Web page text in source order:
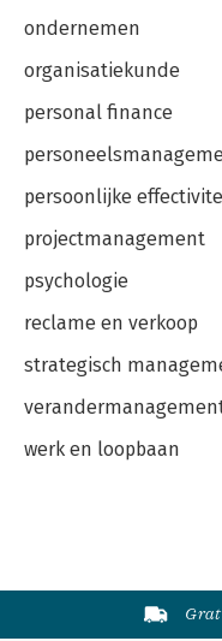
ondernemen
organisatiekunde
personal finance
persoonlijke
projectmanagement
psychologie
reclame en verkoop
strategisch
werk en loopbaan